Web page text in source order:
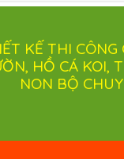
KẾ THI CÔNG
HỒ CÁ KOI,
NON BỘ